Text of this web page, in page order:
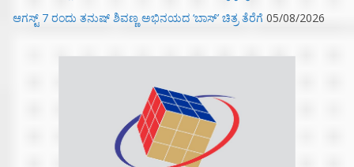
ಆಗಸ್ಟ್ 7 ರಂದು ತನುಷ್ ಶಿವಣ್ಣ ಅಭಿನಯದ ‘ಬಾಸ್’ ಚಿತ್ರ ತೆರೆಗೆ 05/08/2026